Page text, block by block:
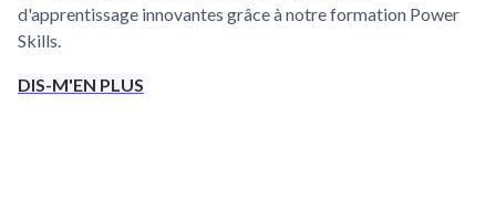
d'apprentissage innovantes grâce à notre formation Power
Skills.
DIS-M'EN PLUS